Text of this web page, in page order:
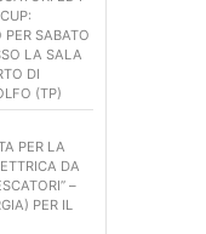
SABATO
LA SALA
DI
(TP)
PER LA
DA
–
PER IL